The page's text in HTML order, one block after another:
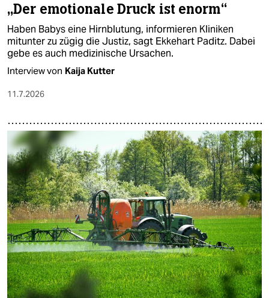
„Der emotionale Druck ist enorm“
Haben Babys eine Hirnblutung, informieren Kliniken
mitunter zu zügig die Justiz, sagt Ekkehart Paditz. Dabei
gebe es auch medizinische Ursachen.
Interview von Kaija Kutter
11.7.2026